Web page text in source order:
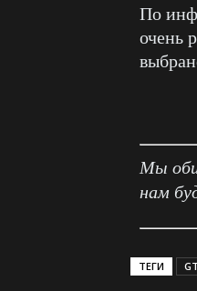
По
очень
Мы
нам
ТЕГИ